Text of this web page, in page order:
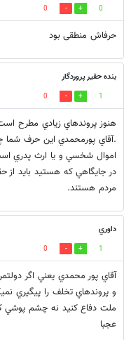
0
0
حرفاش منطقی بود
بنده حقير پروردگار
1
0
هنوز پروندهاي زيادي مطرح
.آقاي پورمحمدي اين حرف شما
اموال شخسي و يا ارث پدري
در جايگاهي كه هستيد بايد
مردم هستند.
داوري
1
0
آقاي پور محمدي يعني اگر
و پروندهاي تخلف را پيگيري
ملت دفاع كنيد نه چشم پوشي
عجبا